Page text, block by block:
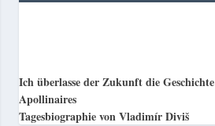
Ich überlasse der Zukunft die Geschichte
Apollinaires
Tagesbiographie von Vladimír Diviš